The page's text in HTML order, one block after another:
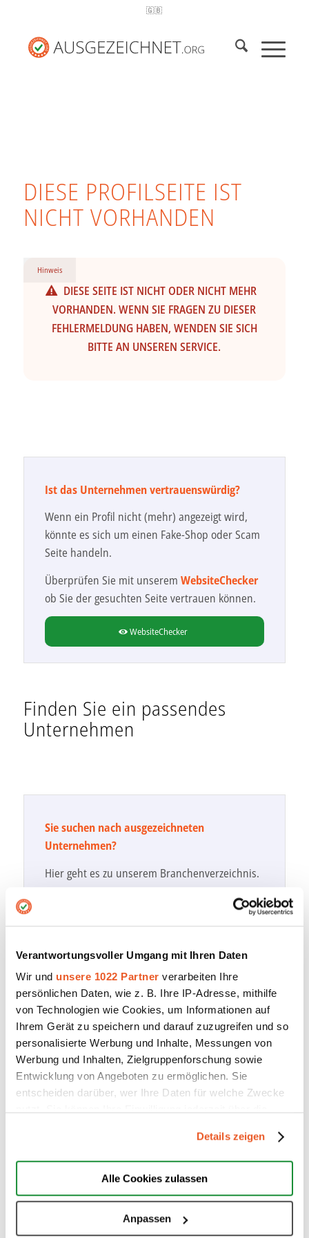
Verantwortungsvoller Umgang mit Ihren Daten
Wir und unsere 1022 Partner verarbeiten Ihre
persönlichen Daten, wie z. B. Ihre IP-Adresse, mithilfe
von Technologien wie Cookies, um Informationen auf
Ihrem Gerät zu speichern und darauf zuzugreifen und so
personalisierte Werbung und Inhalte, Messungen von
Werbung und Inhalten, Zielgruppenforschung sowie
Entwicklung von Angeboten zu ermöglichen. Sie
entscheiden darüber, wer Ihre Daten für welche Zwecke
Trigger Symbol ändern oder widerrufen
Wenn Sie es erlauben, würden wir auch gerne:
Informationen über Ihre geografische Lage erfassen,
Ihr Gerät durch aktives Scannen nach bestimmten
Details zeigen
Alle Cookies zulassen
Anpassen
🇬🇧
DIESE PROFILSEITE IST
NICHT VORHANDEN
Hinweis
DIESE SEITE IST NICHT ODER NICHT MEHR
VORHANDEN. WENN SIE FRAGEN ZU DIESER
FEHLERMELDUNG HABEN, WENDEN SIE SICH
BITTE AN UNSEREN SERVICE.
Ist das Unternehmen vertrauenswürdig?
Wenn ein Profil nicht (mehr) angezeigt wird,
könnte es sich um einen Fake-Shop oder Scam
Seite handeln.
Überprüfen Sie mit unserem WebsiteChecker
ob Sie der gesuchten Seite vertrauen können.
WebsiteChecker
Finden Sie ein passendes
Unternehmen
Sie suchen nach ausgezeichneten
Unternehmen?
Hier geht es zu unserem Branchenverzeichnis.
durchsuchen.
Hier können Sie mit unsKontaktaufnehmen.